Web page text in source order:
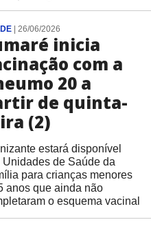
| 26/06/2026
inicia
com a
20 a
de quinta-
(2)
estará disponível
Unidades de Saúde da
para crianças menores
anos que ainda não
o esquema vacinal